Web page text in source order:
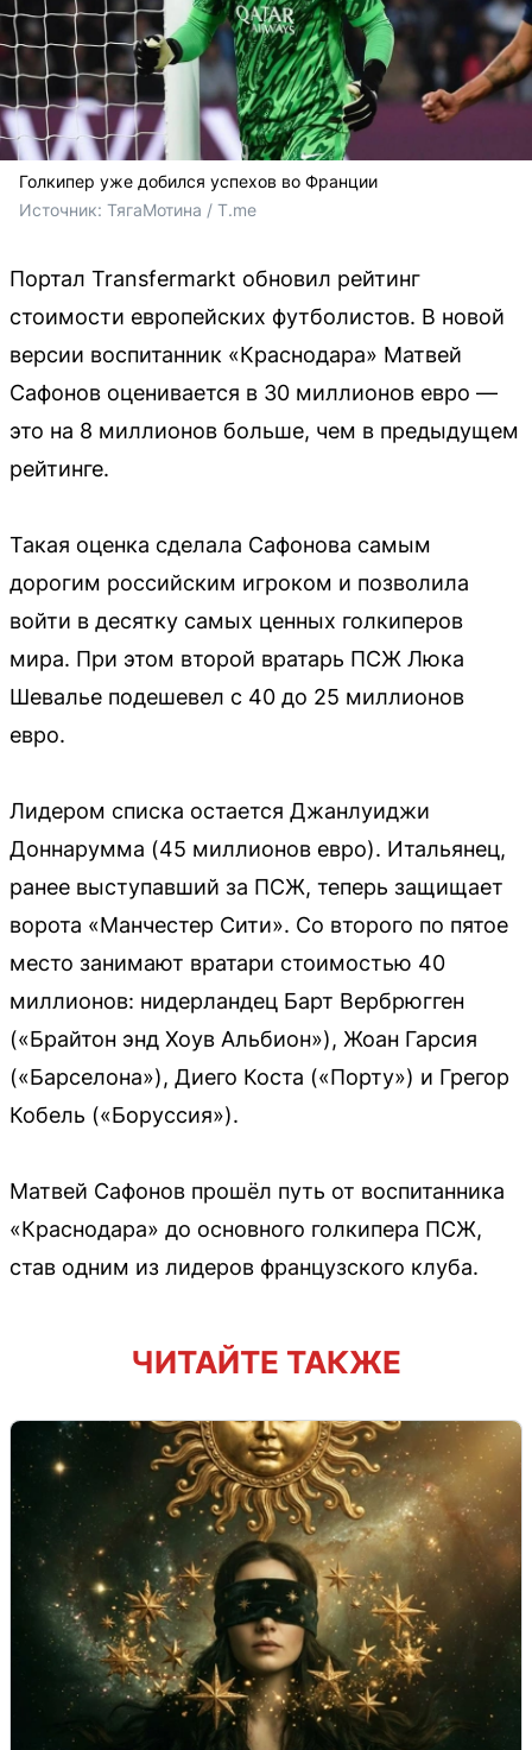
Голкипер уже добился успехов во Франции
Источник: ТягаМотина / T.me
Портал Transfermarkt обновил рейтинг
стоимости европейских футболистов. В новой
версии воспитанник «Краснодара» Матвей
Сафонов оценивается в 30 миллионов евро —
это на 8 миллионов больше, чем в предыдущем
рейтинге.
Такая оценка сделала Сафонова самым
дорогим российским игроком и позволила
войти в десятку самых ценных голкиперов
мира. При этом второй вратарь ПСЖ Люка
Шевалье подешевел с 40 до 25 миллионов
евро.
Лидером списка остается Джанлуиджи
Доннарумма (45 миллионов евро). Итальянец,
ранее выступавший за ПСЖ, теперь защищает
ворота «Манчестер Сити». Со второго по пятое
место занимают вратари стоимостью 40
миллионов: нидерландец Барт Вербрюгген
(«Брайтон энд Хоув Альбион»), Жоан Гарсия
(«Барселона»), Диего Коста («Порту») и Грегор
Кобель («Боруссия»).
Матвей Сафонов прошёл путь от воспитанника
«Краснодара» до основного голкипера ПСЖ,
став одним из лидеров французского клуба.
ЧИТАЙТЕ ТАКЖЕ